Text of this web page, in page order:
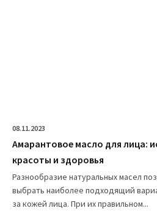
08.11.2023
Амарантовое масло для лица:
красоты и здоровья
Разнообразие натуральных масел
выбрать наиболее подходящий
за кожей лица. При их правильном...